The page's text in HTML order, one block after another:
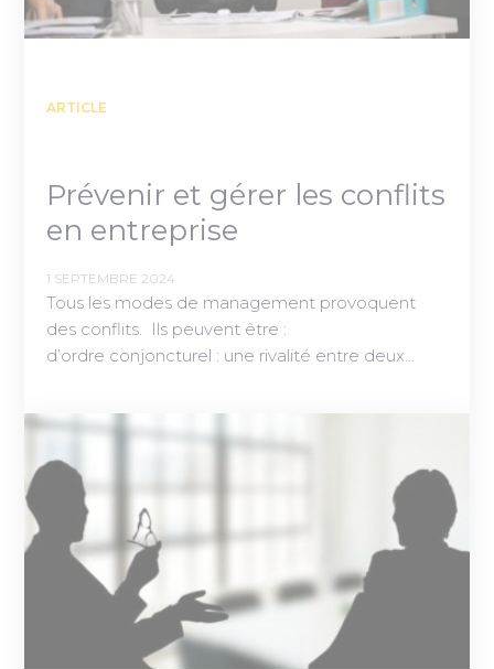
ARTICLE
Prévenir et gérer les conflits
en entreprise
1 SEPTEMBRE 2024
Tous les modes de management provoquent
des conflits. Ils peuvent être :
d’ordre conjoncturel : une rivalité entre deux…